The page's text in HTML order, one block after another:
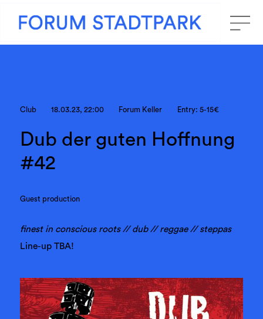
Club 18.03.23, 22:00 Forum Keller Entry: 5-15€
Dub der guten Hoffnung
#42
Guest production
finest in conscious roots // dub // reggae // steppas
Line-up TBA!